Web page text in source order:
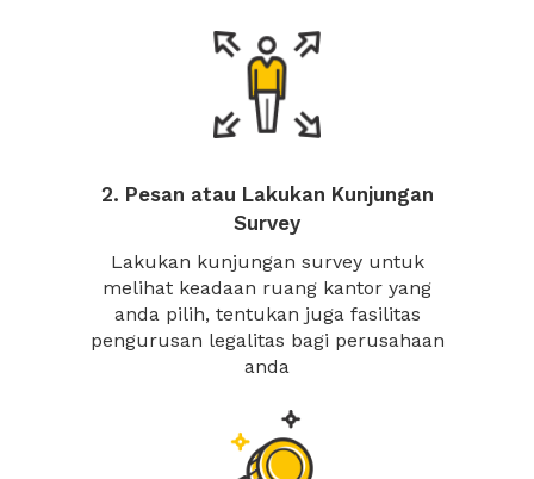
2. Pesan atau Lakukan Kunjungan
Survey
Lakukan kunjungan survey untuk
melihat keadaan ruang kantor yang
anda pilih, tentukan juga fasilitas
pengurusan legalitas bagi perusahaan
anda